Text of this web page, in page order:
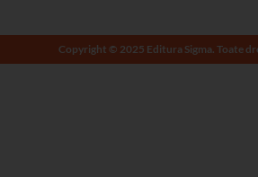
Copyright © 2025 Editura Sigma. Toate